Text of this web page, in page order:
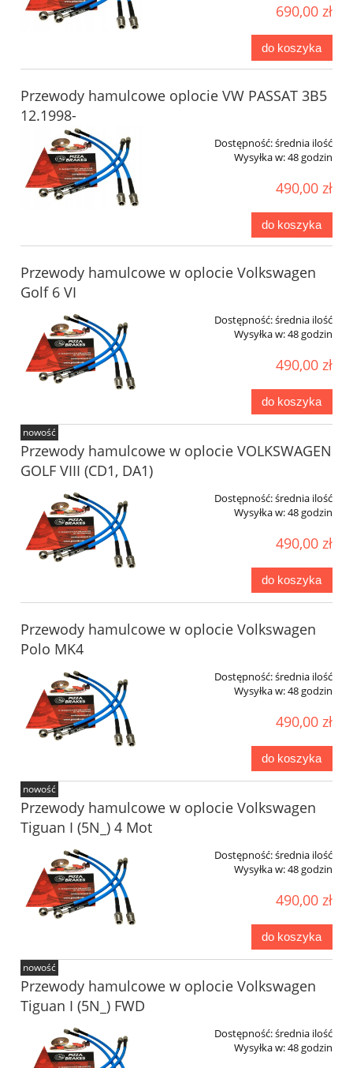
690,00 zł
do koszyka
Przewody hamulcowe oplocie VW PASSAT 3B5
12.1998-
Dostępność:średnia ilość
Wysyłka w:48 godzin
490,00 zł
do koszyka
Przewody hamulcowe w oplocie Volkswagen
Golf 6 VI
Dostępność:średnia ilość
Wysyłka w:48 godzin
490,00 zł
do koszyka
Przewody hamulcowe w oplocie VOLKSWAGEN
GOLF VIII (CD1, DA1)
Dostępność:średnia ilość
Wysyłka w:48 godzin
490,00 zł
do koszyka
nowość
Przewody hamulcowe w oplocie Volkswagen
Polo MK4
Dostępność:średnia ilość
Wysyłka w:48 godzin
490,00 zł
do koszyka
Przewody hamulcowe w oplocie Volkswagen
Tiguan I (5N_) 4 Mot
Dostępność:średnia ilość
Wysyłka w:48 godzin
490,00 zł
do koszyka
nowość
Przewody hamulcowe w oplocie Volkswagen
Tiguan I (5N_) FWD
Dostępność:średnia ilość
Wysyłka w:48 godzin
nowość